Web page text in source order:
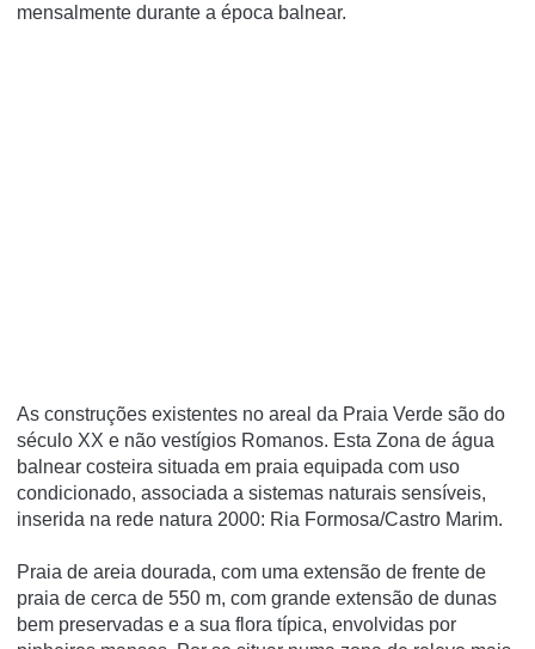
mensalmente durante a época balnear.
As construções existentes no areal da Praia Verde são do
século XX e não vestí­gios Romanos. Esta Zona de água
balnear costeira situada em praia equipada com uso
condicionado, associada a sistemas naturais sensíveis,
inserida na rede natura 2000: Ria Formosa/Castro Marim.
Praia de areia dourada, com uma extensão de frente de
praia de cerca de 550 m, com grande extensão de dunas
bem preservadas e a sua flora típica, envolvidas por